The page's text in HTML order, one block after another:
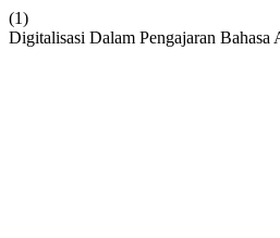
(1)
Digitalisasi Dalam Pengajaran